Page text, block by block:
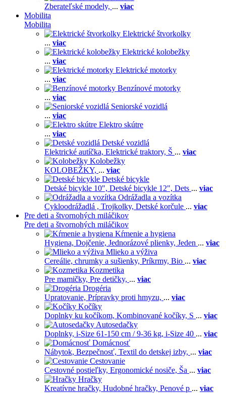
Zberateľské modely, ... viac
Mobilita
Mobilita
Elektrické štvorkolky
... viac
Elektrické kolobežky
... viac
Elektrické motorky
... viac
Benzínové motorky
... viac
Seniorské vozidlá
... viac
Elektro skútre
... viac
Detské vozidlá
Elektrické autíčka, Elektrické traktory, Š ... viac
Kolobežky
KOLOBEŽKY, ... viac
Detské bicykle
Detské bicykle 10", Detské bicykle 12", Dets ... viac
Odrážadla a vozítka
Cykloodrážadlá , Trojkolky, Detské korčule ... viac
Pre deti a štvornohých miláčikov
Pre deti a štvornohých miláčikov
Kŕmenie a hygiena
Hygiena, Dojčenie, Jednorázové plienky, Jeden ... viac
Mlieko a výživa
Cereálie, chrumky a sušienky, Príkrmy, Bio ... viac
Kozmetika
Pre mamičky, Pre detičky, ... viac
Drogéria
Upratovanie, Prípravky proti hmyzu, ... viac
Kočíky
Doplnky ku kočíkom, Kombinované kočíky, S ... viac
Autosedačky
Doplnky, i-Size 61-150 cm / 9-36 kg, i-Size 40 ... viac
Domácnosť
Nábytok, Bezpečnosť, Textil do detskej izby, ... viac
Cestovanie
Cestovné postieľky, Ergonomické nosiče, Ša ... viac
Hračky
Kreatívne hračky, Hudobné hračky, Penové p ... viac